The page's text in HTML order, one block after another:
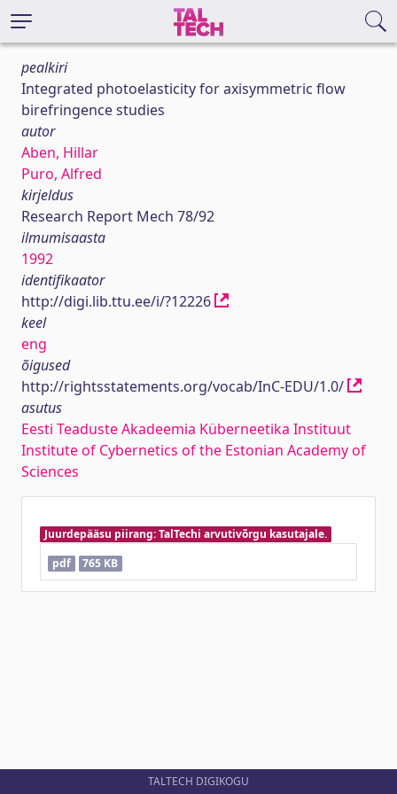
pealkiri
Integrated photoelasticity for axisymmetric flow
birefringence studies
autor
Aben, Hillar
Puro, Alfred
kirjeldus
Research Report Mech 78/92
ilmumisaasta
1992
identifikaator
http://digi.lib.ttu.ee/i/?12226
keel
eng
õigused
http://rightsstatements.org/vocab/InC-EDU/1.0/
asutus
Eesti Teaduste Akadeemia Küberneetika Instituut
Institute of Cybernetics of the Estonian Academy of
Sciences
Juurdepääsu piirang: TalTechi arvutivõrgu kasutajale.
pdf
765 KB
TALTECH DIGIKOGU